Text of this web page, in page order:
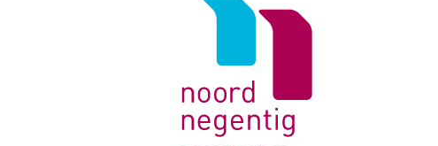
Logo